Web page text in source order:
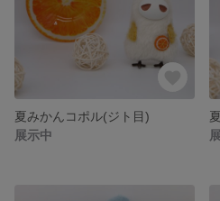
夏みかんコポル(ジト目)
展示中